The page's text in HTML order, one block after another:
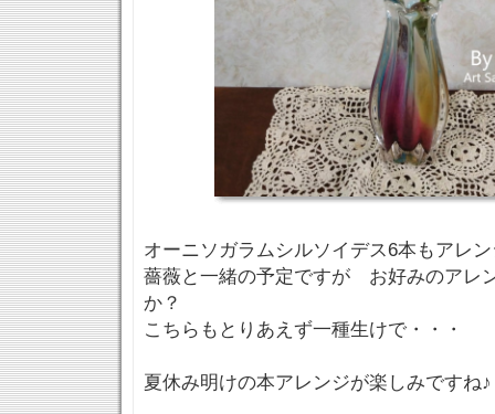
オーニソガラムシルソイデス6本もアレ
薔薇と一緒の予定ですが お好みのアレ
か？
こちらもとりあえず一種生けで・・・
夏休み明けの本アレンジが楽しみですね♪